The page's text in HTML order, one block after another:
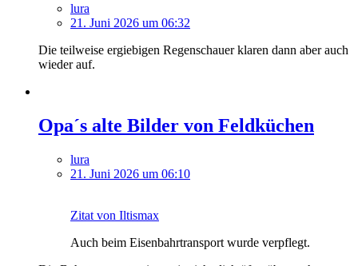
lura
21. Juni 2026 um 06:32
Die teilweise ergiebigen Regenschauer klaren dann aber auch
wieder auf.
Opa´s alte Bilder von Feldküchen
lura
21. Juni 2026 um 06:10
Zitat von Iltismax
Auch beim Eisenbahrtransport wurde verpflegt.